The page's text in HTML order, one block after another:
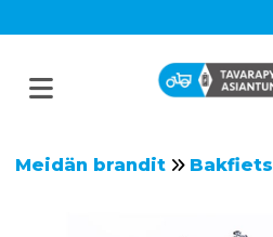
Meidän brandit Bakfiets